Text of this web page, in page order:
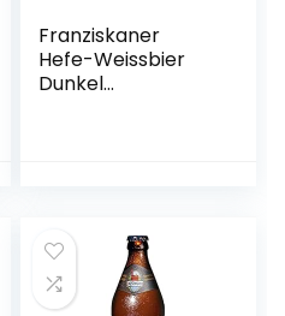
Franziskaner
Hefe-Weissbier
Dunkel